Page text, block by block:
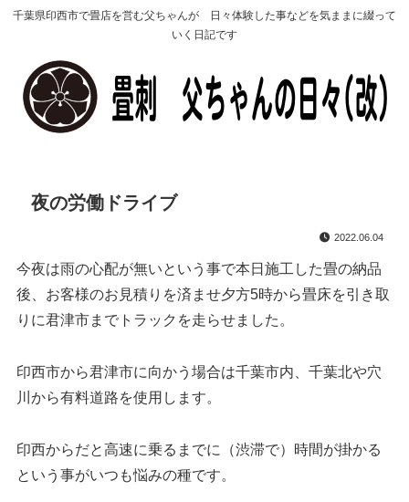
千葉県印西市で畳店を営む父ちゃんが 日々体験した事などを気ままに綴って
いく日記です
夜の労働ドライブ
2022.06.04
今夜は雨の心配が無いという事で本日施工した畳の納品
後、お客様のお見積りを済ませ夕方5時から畳床を引き取
りに君津市までトラックを走らせました。
印西市から君津市に向かう場合は千葉市内、千葉北や穴
川から有料道路を使用します。
印西からだと高速に乗るまでに（渋滞で）時間が掛かる
という事がいつも悩みの種です。